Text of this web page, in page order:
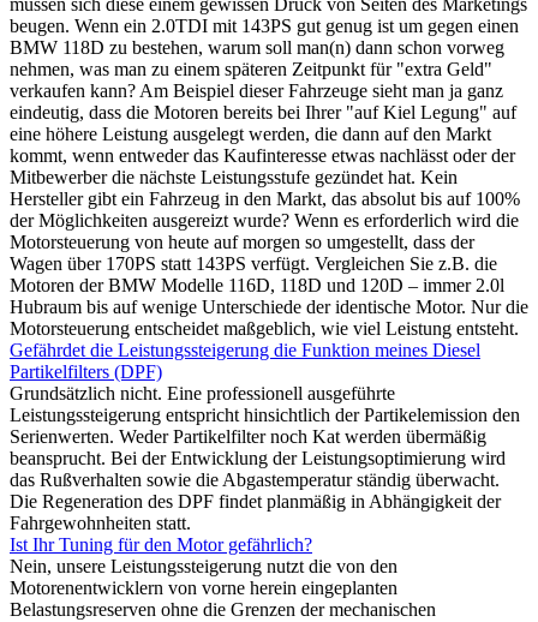
beugen. Wenn ein 2.0TDI mit 143PS gut genug ist um gegen einen
BMW 118D zu bestehen, warum soll man(n) dann schon vorweg
nehmen, was man zu einem späteren Zeitpunkt für "extra Geld"
verkaufen kann? Am Beispiel dieser Fahrzeuge sieht man ja ganz
eindeutig, dass die Motoren bereits bei Ihrer "auf Kiel Legung" auf
eine höhere Leistung ausgelegt werden, die dann auf den Markt
kommt, wenn entweder das Kaufinteresse etwas nachlässt oder der
Mitbewerber die nächste Leistungsstufe gezündet hat. Kein
Hersteller gibt ein Fahrzeug in den Markt, das absolut bis auf 100%
der Möglichkeiten ausgereizt wurde? Wenn es erforderlich wird die
Motorsteuerung von heute auf morgen so umgestellt, dass der
Wagen über 170PS statt 143PS verfügt. Vergleichen Sie z.B. die
Motoren der BMW Modelle 116D, 118D und 120D – immer 2.0l
Hubraum bis auf wenige Unterschiede der identische Motor. Nur die
Motorsteuerung entscheidet maßgeblich, wie viel Leistung entsteht.
Gefährdet die Leistungssteigerung die Funktion meines Diesel
Partikelfilters (DPF)
Grundsätzlich nicht. Eine professionell ausgeführte
Leistungssteigerung entspricht hinsichtlich der Partikelemission den
Serienwerten. Weder Partikelfilter noch Kat werden übermäßig
beansprucht. Bei der Entwicklung der Leistungsoptimierung wird
das Rußverhalten sowie die Abgastemperatur ständig überwacht.
Die Regeneration des DPF findet planmäßig in Abhängigkeit der
Fahrgewohnheiten statt.
Ist Ihr Tuning für den Motor gefährlich?
Nein, unsere Leistungssteigerung nutzt die von den
Motorenentwicklern von vorne herein eingeplanten
Belastungsreserven ohne die Grenzen der mechanischen